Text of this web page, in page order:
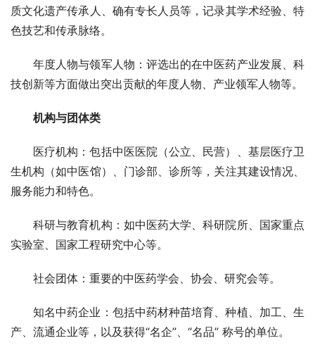
质文化遗产传承人、确有专长人员等，记录其学术经验、特
色技艺和传承脉络。
年度人物与领军人物：评选出的在中医药产业发展、科
技创新等方面做出突出贡献的年度人物、产业领军人物等。
机构与团体类
医疗机构：包括中医医院（公立、民营）、基层医疗卫
生机构（如中医馆）、门诊部、诊所等，关注其建设情况、
服务能力和特色。
科研与教育机构：如中医药大学、科研院所、国家重点
实验室、国家工程研究中心等。
社会团体：重要的中医药学会、协会、研究会等。
知名中药企业：包括中药材种苗培育、种植、加工、生
产、流通企业等，以及获得“名企”、“名品” 称号的单位。